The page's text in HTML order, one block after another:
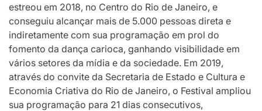
estreou em 2018, no Centro do Rio de Janeiro, e
conseguiu alcançar mais de 5.000 pessoas direta e
indiretamente com sua programação em prol do
fomento da dança carioca, ganhando visibilidade em
vários setores da mídia e da sociedade. Em 2019,
através do convite da Secretaria de Estado e Cultura e
Economia Criativa do Rio de Janeiro, o Festival ampliou
sua programação para 21 dias consecutivos,